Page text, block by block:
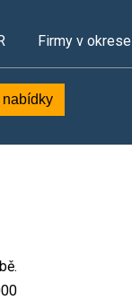
Firmy v okrese